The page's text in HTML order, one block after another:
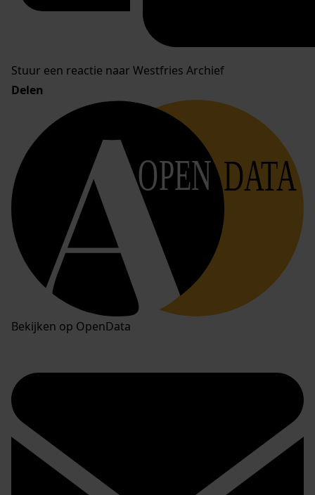
Stuur een reactie naar Westfries Archief
Delen
OPEN DATA
Bekijken op OpenData